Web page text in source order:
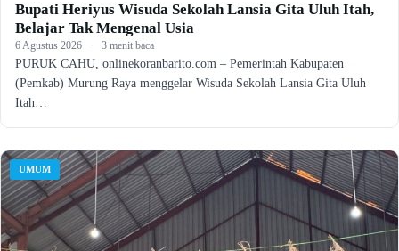
Bupati Heriyus Wisuda Sekolah Lansia Gita Uluh Itah,
Belajar Tak Mengenal Usia
6 Agustus 2026 · 3 menit baca
PURUK CAHU, onlinekoranbarito.com – Pemerintah Kabupaten
(Pemkab) Murung Raya menggelar Wisuda Sekolah Lansia Gita Uluh
Itah…
UMUM